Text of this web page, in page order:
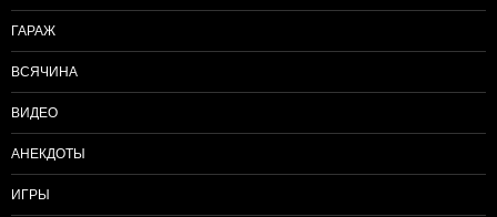
ГАРАЖ
ВСЯЧИНА
ВИДЕО
АНЕКДОТЫ
ИГРЫ